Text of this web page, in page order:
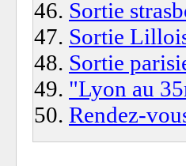
Sortie
Sortie
Sortie
"Lyon au
Rendez-